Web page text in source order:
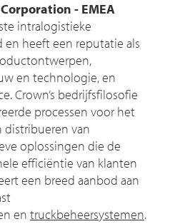
- EMEA
intralogistieke
heeft een reputatie als
en technologie, en
Crown’s bedrijfsfilosofie
processen voor het
van
oplossingen die de
efficiëntie van klanten
een breed aanbod aan
en truckbeheersystemen.